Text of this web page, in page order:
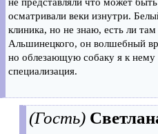
осматривали веки изнутри.
клиника, но не знаю, есть ли
Альшинецкого, он волшебный
но облезающую собаку я к нему
специализация.
(Гость)